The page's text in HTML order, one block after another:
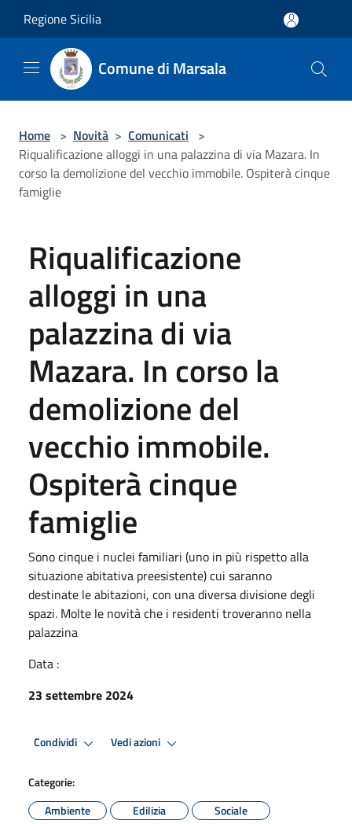
Regione Sicilia
Comune di Marsala
Home > Novità > Comunicati >
Riqualificazione alloggi in una palazzina di via Mazara. In
corso la demolizione del vecchio immobile. Ospiterà cinque
famiglie
Riqualificazione
alloggi in una
palazzina di via
Mazara. In corso la
demolizione del
vecchio immobile.
Ospiterà cinque
famiglie
Sono cinque i nuclei familiari (uno in più rispetto alla
situazione abitativa preesistente) cui saranno
destinate le abitazioni, con una diversa divisione degli
spazi. Molte le novità che i residenti troveranno nella
palazzina
Data :
23 settembre 2024
Condividi Vedi azioni
Categorie:
Ambiente
Edilizia Sociale